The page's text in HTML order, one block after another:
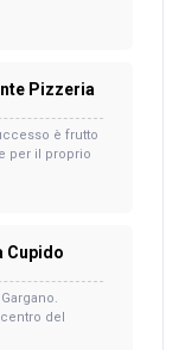
Pizzeria
è frutto
per il proprio
Cupido
del